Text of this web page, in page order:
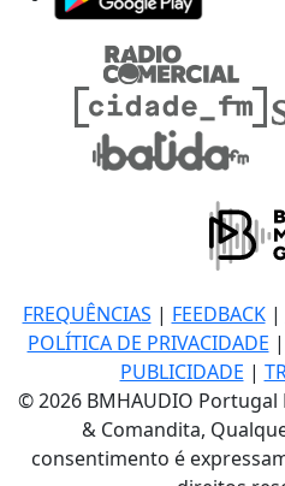
FREQUÊNCIAS | FEEDBACK|
POLÍTICA DE PRIVACIDADE |
PUBLICIDADE |
© 2026 BMHAUDIO
& Comandita,
consentimento é